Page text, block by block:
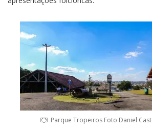
Parque Tropeiros Foto Daniel